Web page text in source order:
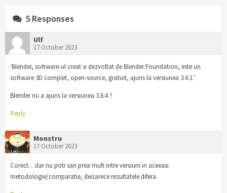
5 Responses
Ulf
17 October 2023
‘Blender, software-ul creat si dezvoltat de Blender Foundation, este un
software 3D complet, open-source, gratuit, ajuns la versiunea 3.4.1.’
Blender nu a ajuns la versiunea 3.6.4 ?
Reply
Monstru
17 October 2023
Corect…dar nu poti sari prea mult intre versiuni in aceeasi
metodologie/comparatie, deoarece rezultatele difera.